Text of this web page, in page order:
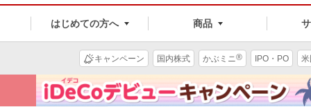
はじめての方へ 商品
キャンペーン 国内株式 かぶミニ® IPO・PO